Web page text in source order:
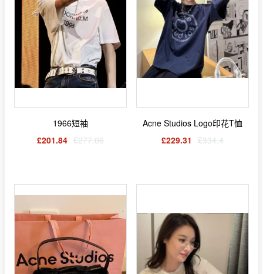
1966短袖
£201.84 £277.06
Acne Studios Logo印花T恤
£229.31 £334.4